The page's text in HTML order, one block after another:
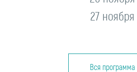
27 ноября
Вся программа